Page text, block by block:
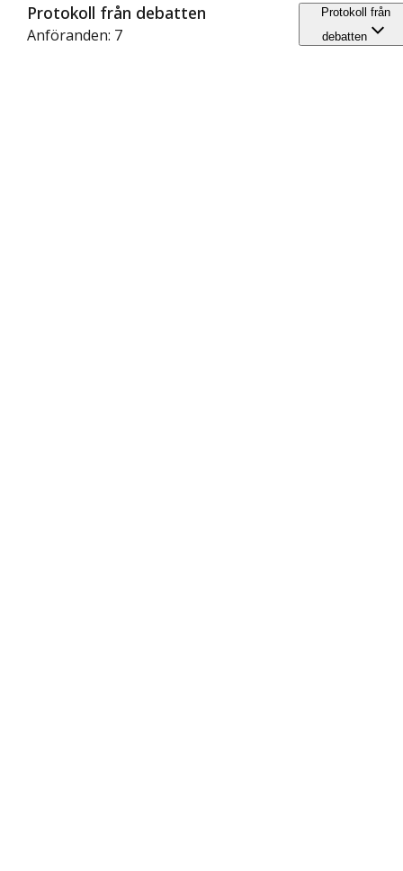
Protokoll från debatten
Anföranden: 7
Protokoll från
debatten